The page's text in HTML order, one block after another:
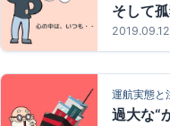
そして
2019.09.12
運航実態と
過大な“